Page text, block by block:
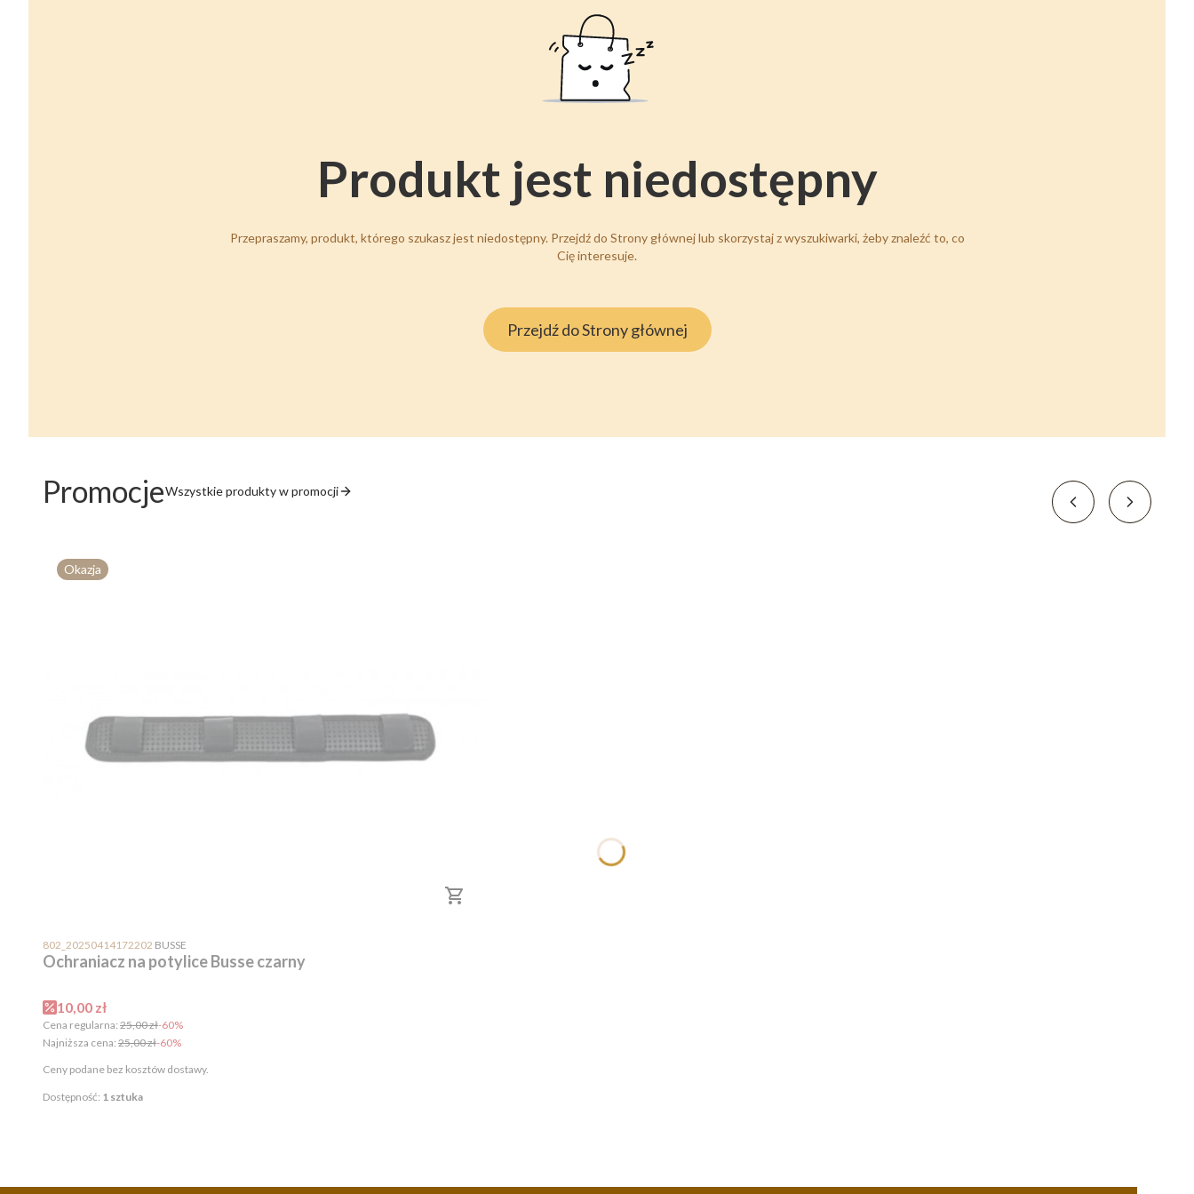
Produkt jest niedostępny
Przepraszamy, produkt, którego szukasz jest niedostępny. Przejdź do Strony głównej lub skorzystaj z wyszukiwarki, żeby znaleźć to, co
Cię interesuje.
Przejdź do Strony głównej
PromocjeWszystkie produkty w promocji
Okazja
802_20250414172202 PRODUCENT
BUSSE
Ochraniacz na potylice Busse czarny
Cena promocyjna
10,00 zł
Cena regularna: 25,00 zł-60%
Najniższa cena: 25,00 zł-60%
Ceny podane bez kosztów dostawy.
Dostępność: 1 sztuka